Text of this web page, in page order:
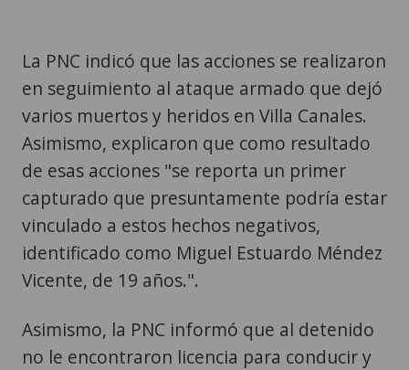
La PNC indicó que las acciones se realizaron
en seguimiento al ataque armado que dejó
varios muertos y heridos en Villa Canales.
Asimismo, explicaron que como resultado
de esas acciones "se reporta un primer
capturado que presuntamente podría estar
vinculado a estos hechos negativos,
identificado como Miguel Estuardo Méndez
Vicente, de 19 años.".
Asimismo, la PNC informó que al detenido
no le encontraron licencia para conducir y